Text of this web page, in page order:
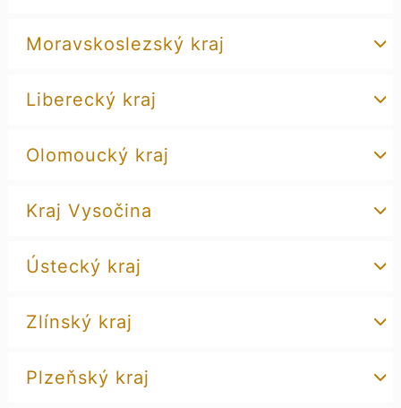
Moravskoslezský kraj
Liberecký kraj
Olomoucký kraj
Kraj Vysočina
Ústecký kraj
Zlínský kraj
Plzeňský kraj